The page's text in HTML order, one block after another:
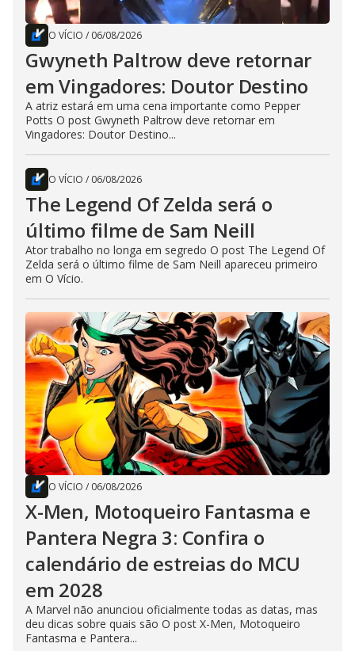
O VÍCIO / 06/08/2026
Gwyneth Paltrow deve retornar
em Vingadores: Doutor Destino
A atriz estará em uma cena importante como Pepper
Potts O post Gwyneth Paltrow deve retornar em
Vingadores: Doutor Destino...
O VÍCIO / 06/08/2026
The Legend Of Zelda será o
último filme de Sam Neill
Ator trabalho no longa em segredo O post The Legend Of
Zelda será o último filme de Sam Neill apareceu primeiro
em O Vício.
O VÍCIO / 06/08/2026
X-Men, Motoqueiro Fantasma e
Pantera Negra 3: Confira o
calendário de estreias do MCU
em 2028
A Marvel não anunciou oficialmente todas as datas, mas
deu dicas sobre quais são O post X-Men, Motoqueiro
Fantasma e Pantera...